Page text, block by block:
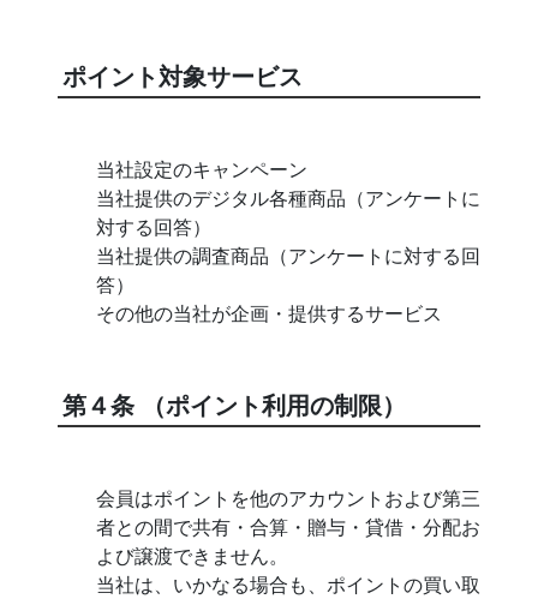
ポイント対象サービス
当社設定のキャンペーン
当社提供のデジタル各種商品（アンケートに
対する回答）
当社提供の調査商品（アンケートに対する回
答）
その他の当社が企画・提供するサービス
第４条 （ポイント利用の制限）
会員はポイントを他のアカウントおよび第三
者との間で共有・合算・贈与・貸借・分配お
よび譲渡できません。
当社は、いかなる場合も、ポイントの買い取